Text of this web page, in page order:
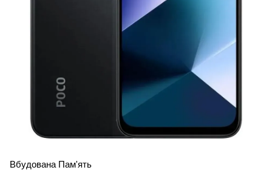
Вбудована Пам'ять